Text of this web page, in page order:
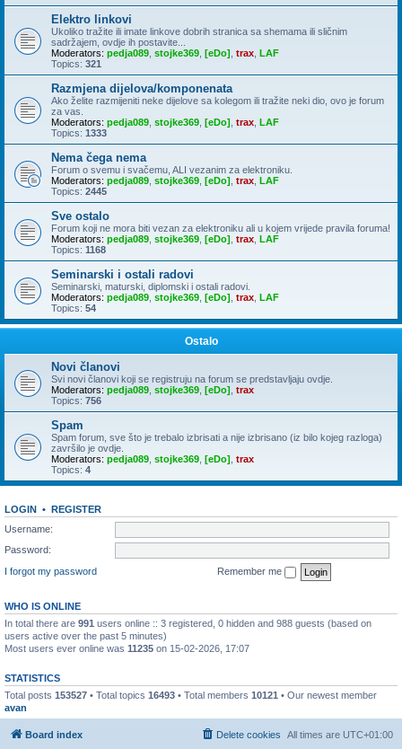
Elektro linkovi
Ukoliko tražite ili imate linkove dobrih stranica sa shemama ili sličnim
sadržajem, ovdje ih postavite...
Moderators: pedja089 stojke369 [eDo] trax LAF
Topics: 321
Razmjena dijelova/komponenata
Ako želite razmijeniti neke dijelove sa kolegom ili tražite neki dio, ovo je forum
za vas.
Moderators: pedja089 stojke369 [eDo] trax LAF
Topics: 1333
Nema čega nema
Forum o svemu i svačemu, ALI vezanim za elektroniku.
Moderators: pedja089 stojke369 [eDo] trax LAF
Topics: 2445
Sve ostalo
Forum koji ne mora biti vezan za elektroniku ali u kojem vrijede pravila foruma!
Moderators: pedja089 stojke369 [eDo] trax LAF
Topics: 1168
Seminarski i ostali radovi
Seminarski, maturski, diplomski i ostali radovi.
Moderators: pedja089 stojke369 [eDo] trax LAF
Topics: 54
Ostalo
Novi članovi
Svi novi članovi koji se registruju na forum se predstavljaju ovdje.
Moderators: pedja089 stojke369 [eDo] trax
Topics: 756
Spam
Spam forum, sve što je trebalo izbrisati a nije izbrisano (iz bilo kojeg razloga)
završilo je ovdje.
Moderators: pedja089 stojke369 [eDo] trax
Topics: 4
LOGIN • REGISTER
Username:
Password:
I forgot my password
Remember me
WHO IS ONLINE
In total there are 991 users online :: 3 registered, 0 hidden and 988 guests (based on
users active over the past 5 minutes)
Most users ever online was 11235 on 15-02-2026, 17:07
STATISTICS
Total posts 153527 • Total topics 16493 • Total members 10121 • Our newest member
avan
Board index All times are UTC+01:00
Delete cookies